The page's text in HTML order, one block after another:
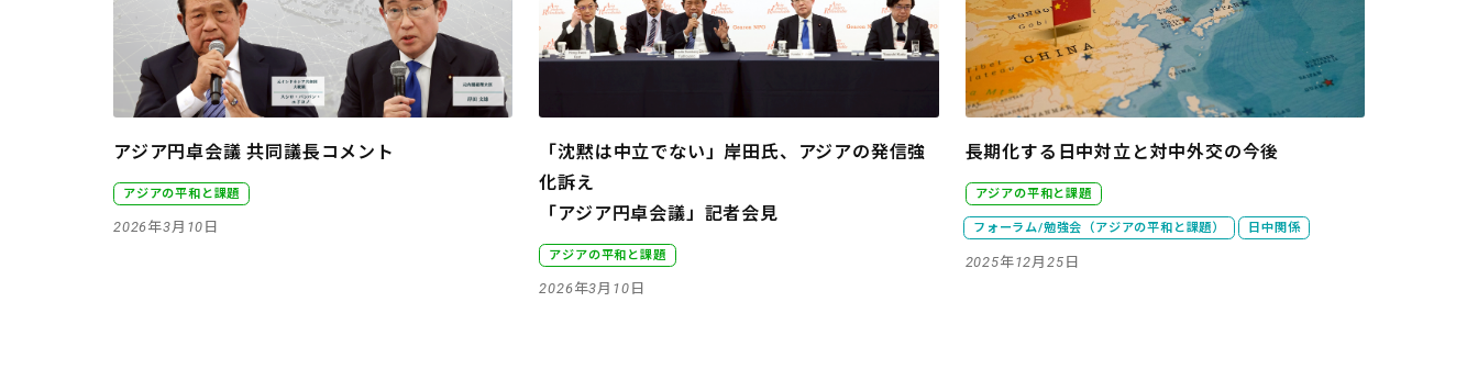
アジア円卓会議 共同議長コメント
アジアの平和と課題
2026年3月10日
「沈黙は中立でない」岸田氏、アジアの発信強
化訴え
「アジア円卓会議」記者会見
アジアの平和と課題
2026年3月10日
長期化する日中対立と対中外交の今後
アジアの平和と課題
フォーラム/勉強会（アジアの平和と課題） 日中関係
2025年12月25日